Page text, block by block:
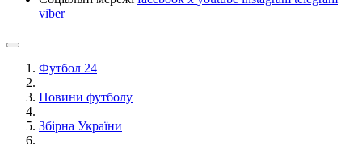
viber
Футбол 24
Новини футболу
Збірна України